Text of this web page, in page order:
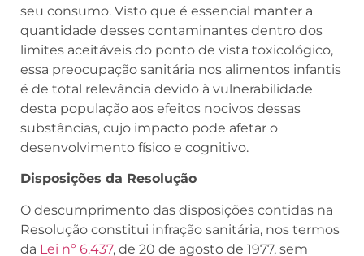
seu consumo. Visto que é essencial manter a
quantidade desses contaminantes dentro dos
limites aceitáveis do ponto de vista toxicológico,
essa preocupação sanitária nos alimentos infantis
é de total relevância devido à vulnerabilidade
desta população aos efeitos nocivos dessas
substâncias, cujo impacto pode afetar o
desenvolvimento físico e cognitivo.
Disposições da Resolução
O descumprimento das disposições contidas na
Resolução constitui infração sanitária, nos termos
da Lei nº 6.437, de 20 de agosto de 1977, sem